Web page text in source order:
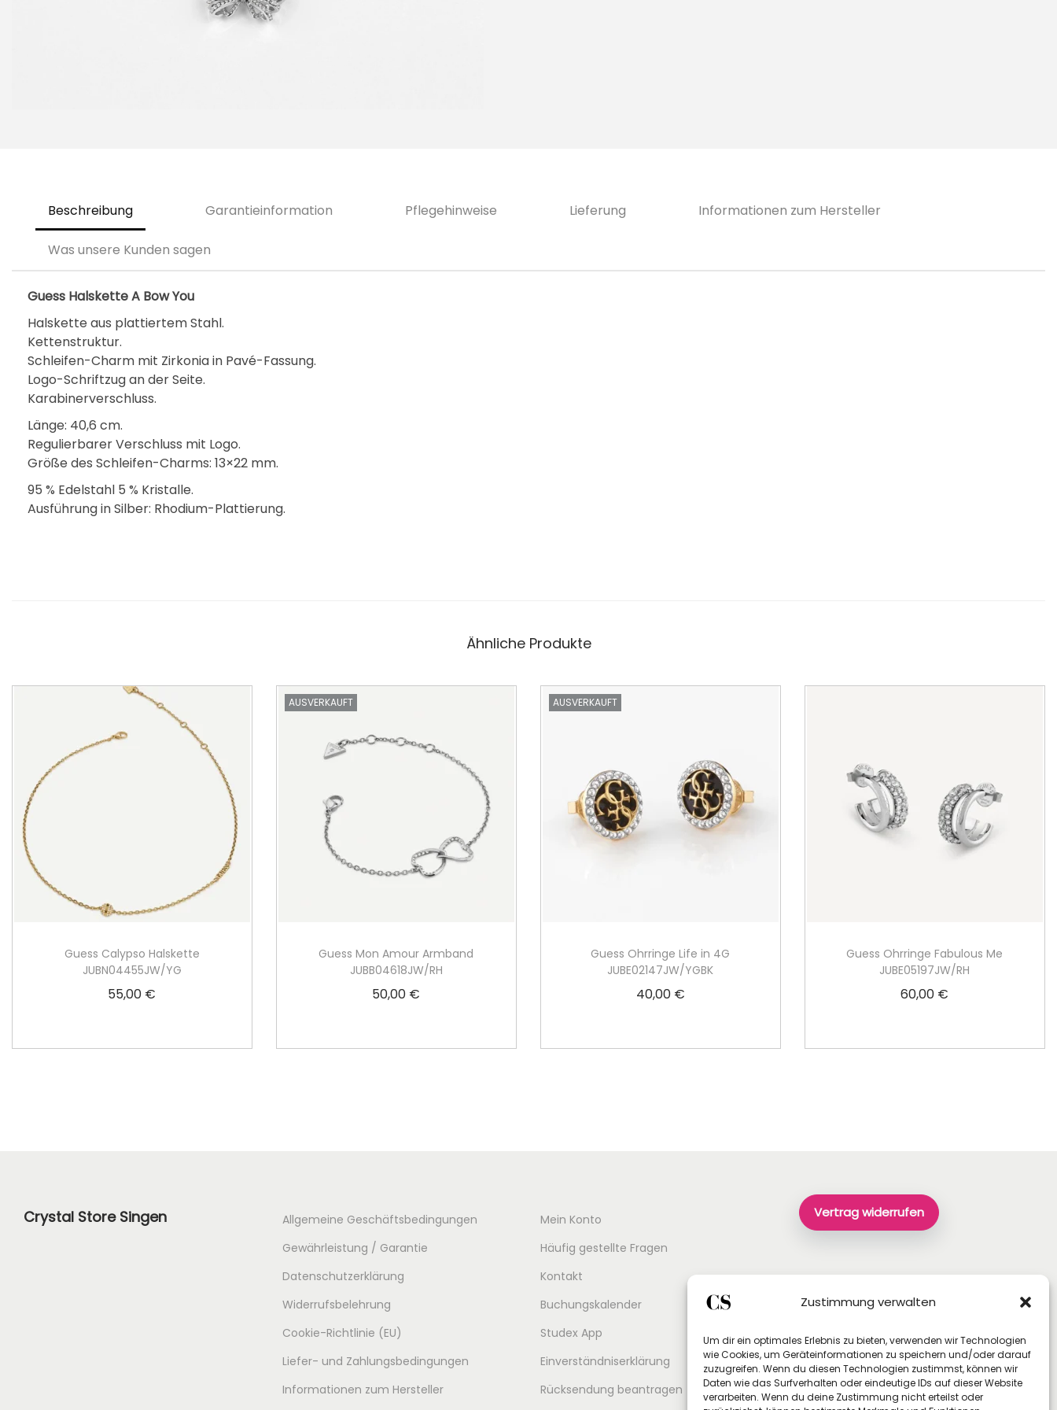
Zustimmung verwalten
Um dir ein optimales Erlebnis zu bieten, verwenden wir Technologien
wie Cookies, um Geräteinformationen zu speichern und/oder darauf
zuzugreifen. Wenn du diesen Technologien zustimmst, können wir
Daten wie das Surfverhalten oder eindeutige IDs auf dieser Website
verarbeiten. Wenn du deine Zustimmung nicht erteilst oder
Beschreibung Garantieinformation Pflegehinweise Lieferung Informationen zum Hersteller
Was unsere Kunden sagen
Guess Halskette A Bow You
Halskette aus plattiertem Stahl.
Kettenstruktur.
Schleifen-Charm mit Zirkonia in Pavé-Fassung.
Logo-Schriftzug an der Seite.
Karabinerverschluss.
Länge: 40,6 cm.
Regulierbarer Verschluss mit Logo.
Größe des Schleifen-Charms: 13×22 mm.
95 % Edelstahl 5 % Kristalle.
Ausführung in Silber: Rhodium-Plattierung.
Ähnliche Produkte
Guess Calypso Halskette
JUBN04455JW/YG
55,00 €
AUSVERKAUFT
Guess Mon Amour Armband
JUBB04618JW/RH
50,00 €
AUSVERKAUFT
Guess Ohrringe Life in 4G
JUBE02147JW/YGBK
40,00 €
Guess Ohrringe Fabulous Me
JUBE05197JW/RH
60,00 €
Crystal Store Singen
Allgemeine Geschäftsbedingungen
Gewährleistung / Garantie
Datenschutzerklärung
Widerrufsbelehrung
Cookie-Richtlinie (EU)
Liefer- und Zahlungsbedingungen
Informationen zum Hersteller
Mein Konto
Häufig gestellte Fragen
Kontakt
Buchungskalender
Studex App
Einverständniserklärung
Rücksendung beantragen
Vertrag widerrufen